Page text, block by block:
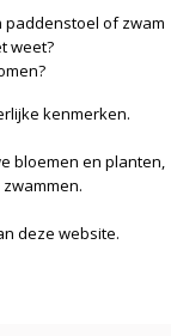
paddenstoel of zwam
weet?
kenmerken.
bloemen en planten,
deze website.